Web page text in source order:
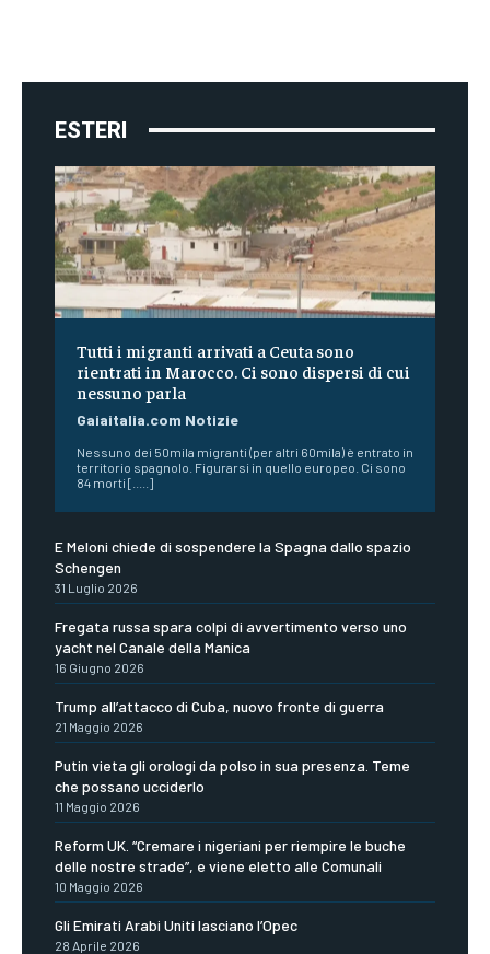
ESTERI
Tutti i migranti arrivati a Ceuta sono
rientrati in Marocco. Ci sono dispersi di cui
nessuno parla
Gaiaitalia.com Notizie
Nessuno dei 50mila migranti (per altri 60mila) è entrato in
territorio spagnolo. Figurarsi in quello europeo. Ci sono
84 morti [.....]
E Meloni chiede di sospendere la Spagna dallo spazio
Schengen
31 Luglio 2026
Fregata russa spara colpi di avvertimento verso uno
yacht nel Canale della Manica
16 Giugno 2026
Trump all’attacco di Cuba, nuovo fronte di guerra
21 Maggio 2026
Putin vieta gli orologi da polso in sua presenza. Teme
che possano ucciderlo
11 Maggio 2026
Reform UK. “Cremare i nigeriani per riempire le buche
delle nostre strade”, e viene eletto alle Comunali
10 Maggio 2026
Gli Emirati Arabi Uniti lasciano l’Opec
28 Aprile 2026